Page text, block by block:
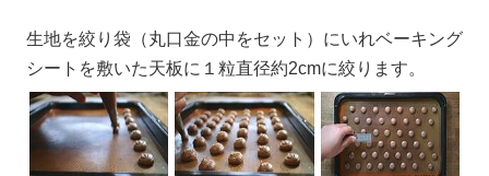
生地を絞り袋（丸口金の中をセット）にいれベーキング
シートを敷いた天板に１粒直径約2cmに絞ります。